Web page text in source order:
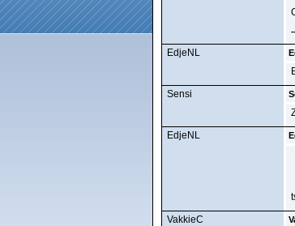
EdjeNL
Sensi
EdjeNL
VakkieC